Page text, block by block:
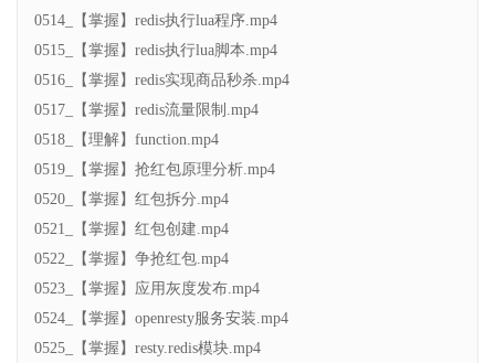
0514_【掌握】redis执行lua程序.mp4
0515_【掌握】redis执行lua脚本.mp4
0516_【掌握】redis实现商品秒杀.mp4
0517_【掌握】redis流量限制.mp4
0518_【理解】function.mp4
0519_【掌握】抢红包原理分析.mp4
0520_【掌握】红包拆分.mp4
0521_【掌握】红包创建.mp4
0522_【掌握】争抢红包.mp4
0523_【掌握】应用灰度发布.mp4
0524_【掌握】openresty服务安装.mp4
0525_【掌握】resty.redis模块.mp4